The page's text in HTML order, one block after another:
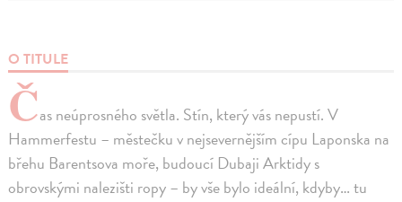
O TITULE
Čas neúprosného světla. Stín, který vás nepustí. V
Hammerfestu – městečku v nejsevernějším cípu Laponska na
břehu Barentsova moře, budoucí Dubaji Arktidy s
obrovskými nalezišti ropy – by vše bylo ideální, kdyby… tu